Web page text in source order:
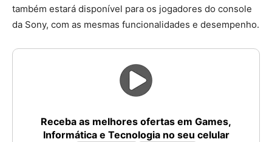
também estará disponível para os jogadores do console
da Sony, com as mesmas funcionalidades e desempenho.
Receba as melhores ofertas em Games,
Informática e Tecnologia no seu celular